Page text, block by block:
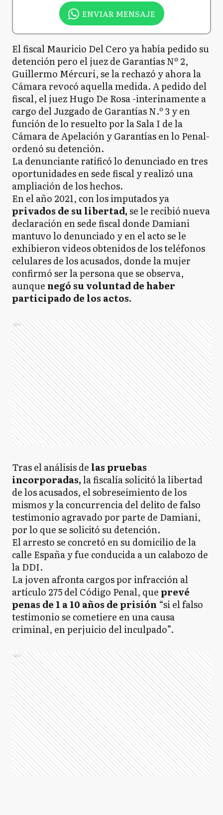
ENVIAR MENSAJE
El fiscal Mauricio Del Cero ya había pedido su
detención pero el juez de Garantías Nº 2,
Guillermo Mércuri, se la rechazó y ahora la
Cámara revocó aquella medida. A pedido del
fiscal, el juez Hugo De Rosa -interinamente a
cargo del Juzgado de Garantías N.º 3 y en
función de lo resuelto por la Sala I de la
Cámara de Apelación y Garantías en lo Penal-
ordenó su detención.
La denunciante ratificó lo denunciado en tres
oportunidades en sede fiscal y realizó una
ampliación de los hechos.
En el año 2021, con los imputados ya
privados de su libertad,se le recibió nueva
declaración en sede fiscal donde Damiani
mantuvo lo denunciado y en el acto se le
exhibieron videos obtenidos de los teléfonos
celulares de los acusados, donde la mujer
confirmó ser la persona que se observa,
aunque negó su voluntad de haber
participado de los actos.
Ads
Tras el análisis de las pruebas
incorporadas,la fiscalía solicitó la libertad
de los acusados, el sobreseimiento de los
mismos y la concurrencia del delito de falso
testimonio agravado por parte de Damiani,
por lo que se solicitó su detención.
El arresto se concretó en su domicilio de la
calle España y fue conducida a un calabozo de
la DDI.
La joven afronta cargos por infracción al
artículo 275 del Código Penal, que prevé
penas de 1 a 10 años de prisión “si el falso
testimonio se cometiere en una causa
criminal, en perjuicio del inculpado”.
Ads